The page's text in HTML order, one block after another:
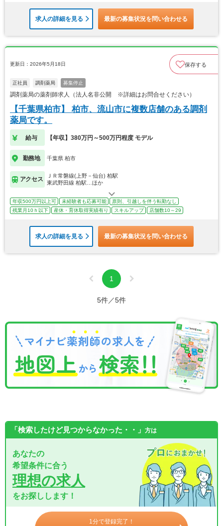
求人の詳細を見る 最新の募集状況を問い合わせる
更新日：2026年5月18日 保存する
正社員 調剤薬局 募集停止
調剤薬局の薬剤師求人（法人名非公開 ※詳細はお問合せください）
【千葉県柏市】 柏市、流山市に複数店舗のある調剤
薬局です。
給与 【年収】380万円～500万円程度 モデル
勤務地 千葉県 柏市
アクセス
ＪＲ常磐線(上野－仙台) 柏駅
東武野田線 柏駅…ほか
年収500万円以上可 未経験者も応募可能
原則、引越しを伴う転勤なし
残業月10ｈ以下
産休・育休取得実績有り スキルアップ 店舗数10～29
求人の詳細を見る 最新の募集状況を問い合わせる
1
5件／5件
「検索したけど見つからなかった・・」 方は
あなたの
希望条件に合う
理想の求人
をお探しします！
1分で登録完了！